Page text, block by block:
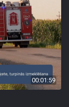
00:01:59